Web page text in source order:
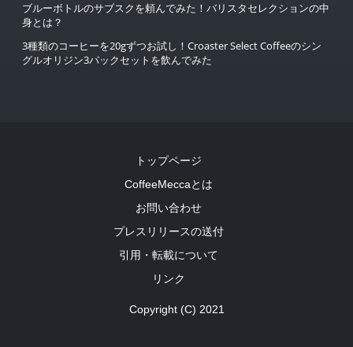
ブルーボトルのサブスクを頼んでみた！バリスタセレクションの中
身とは？
3種類のコーヒーを20gずつお試し！Croaster Select Coffeeのシン
グルオリジン3パックセットを飲んでみた
トップページ
CoffeeMeccaとは
お問い合わせ
プレスリリースの送付
引用・転載について
リンク
Copyright (C) 2021